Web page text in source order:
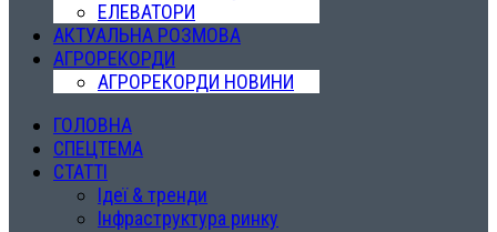
ЕЛЕВАТОРИ
АКТУАЛЬНА РОЗМОВА
АГРОРЕКОРДИ
АГРОРЕКОРДИ НОВИНИ
ГОЛОВНА
СПЕЦТЕМА
СТАТТІ
Ідеї & тренди
Інфраструктура ринку